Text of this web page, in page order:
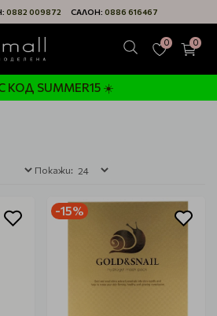
0882 009872 САЛОН: 0886 616467
0 0
КОД SUMMER15 ☀️
Покажи:
-15%